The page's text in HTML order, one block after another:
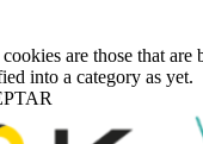
are those that are
into a category as yet.